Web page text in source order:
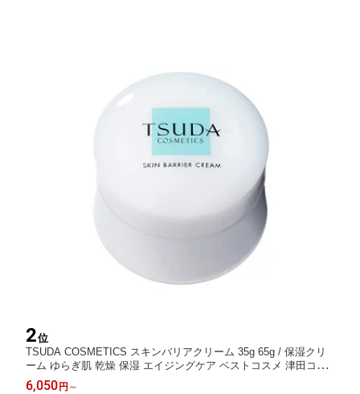
2位
TSUDA COSMETICS スキンバリアクリーム 35g 65g / 保湿クリ
ーム ゆらぎ肌 乾燥 保湿 エイジングケア ベストコスメ 津田コス
メ ツダコスメ
6,050 円 ～